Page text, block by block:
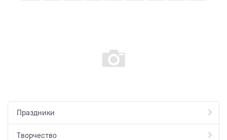
Праздники
Творчество